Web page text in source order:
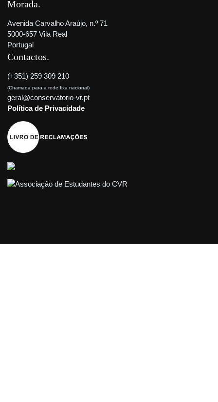
Morada
Avenida Carvalho Araújo, n.º 71
5000-657 Vila Real
Portugal
Contactos
(+351) 259 309 210
(Chamada para a rede fixa nacional)
geral@conservatorio-vr.pt
Política de Privacidade